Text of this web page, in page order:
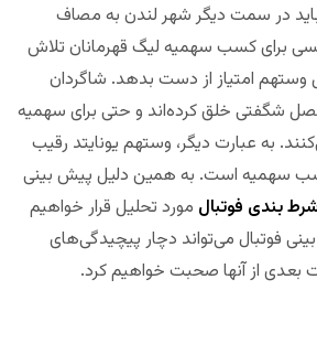
در سمت دیگر شهر لندن به مصاف
برای کسب سهمیه لیگ قهرمانان تلاش
وستهم امتیاز از دست بدهد. شاگردان
شگفتی خلق کرده‌اند و حتی برای سهمیه
به عبارت دیگر، وستهم یونایتد رقیب
سهمیه است. به همین دلیل پیش بینی
بندی فوتبال مورد تحلیل قرار خواهیم
فوتبال می‌تواند دچار پیچیدگی‌های
بعدی از آنها صحبت خواهیم کرد.